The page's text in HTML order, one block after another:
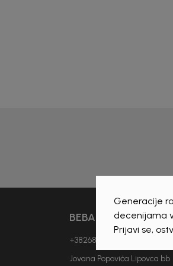
BEBAKIDS
+38268893114
Jovana Popovića Lipovca bb
Generacije
decenijama
Prijavi se,